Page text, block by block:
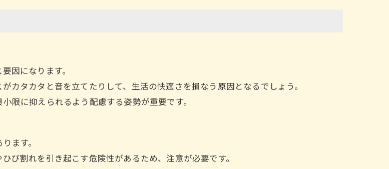
因になります。
カタカタと音を立てたりして、生活の快適さを損なう原因となるでしょう。
限に抑えられるよう配慮する姿勢が重要です。
ます。
び割れを引き起こす危険性があるため、注意が必要です。